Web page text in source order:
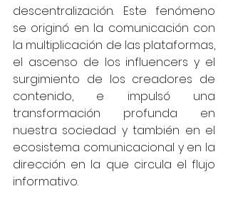
descentralización. Este fenómeno
se originó en la comunicación con
la multiplicación de las plataformas,
el ascenso de los influencers y el
surgimiento de los creadores de
contenido, e impulsó una
transformación profunda en
nuestra sociedad y también en el
ecosistema comunicacional y en la
dirección en la que circula el flujo
informativo.